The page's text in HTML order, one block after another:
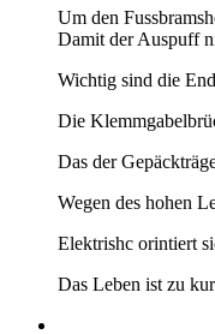
Um den
Damit der Auspuff
Wichtig sind die
Die
Das der
Wegen des hohen
Elektrishc orintiert
Das Leben ist zu